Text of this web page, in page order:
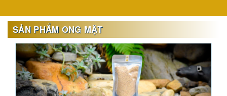
SẢN PHẨM ONG MẬT